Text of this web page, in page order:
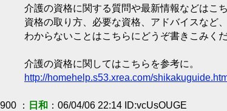
介護の資格に関する質問や最新情報などはこ
資格の取り方、必要な資格、アドバイスなど、
わからないことはこちらにどうぞ書きこみくだ
介護の資格に関してはこちらを参考に。
http://homehelp.s53.xrea.com/
900 ： 日和 ：06/04/06 22:14 ID:vcUsOUGE